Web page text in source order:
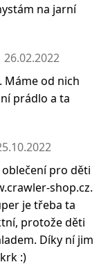
na jarní
26.02.2022
Máme od nich
prádlo a ta
pro děti
shop.cz.
je třeba ta
protože děti
Díky ní jim
:)